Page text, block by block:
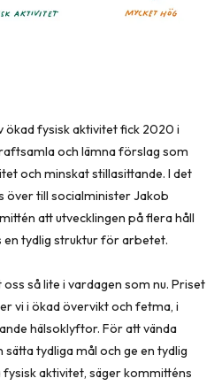
fysisk aktivitet fick 2020 i
och lämna förslag som
och minskat stillasittande. I det
över till socialminister Jakob
att utvecklingen på flera håll
en tydlig struktur för arbetet.
så lite i vardagen som nu. Priset
vi i ökad övervikt och fetma, i
hälsoklyftor. För att vända
tydliga mål och ge en tydlig
aktivitet, säger kommitténs